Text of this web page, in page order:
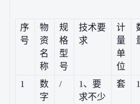
序
号
物
资
名
称
规
格
型
号
技术要
求
计
量
单
位
1
数
字
/
1、要
求不少
套 1